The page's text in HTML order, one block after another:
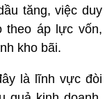
tăng, việc duy
áp lực vốn,
kho bãi.
là lĩnh vực đòi